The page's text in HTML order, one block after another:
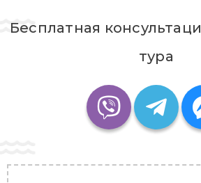
Бесплатная
тура